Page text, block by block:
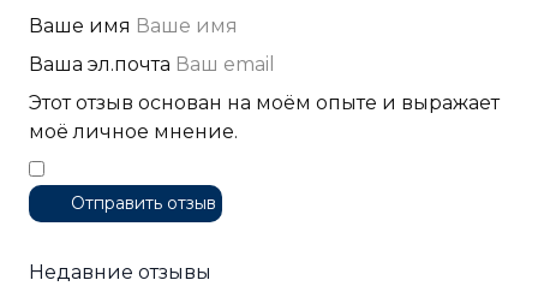
Ваше имя
Ваша эл.почта
Этот отзыв основан на моём опыте и выражает
моё личное мнение.
Отправить отзыв
Недавние отзывы